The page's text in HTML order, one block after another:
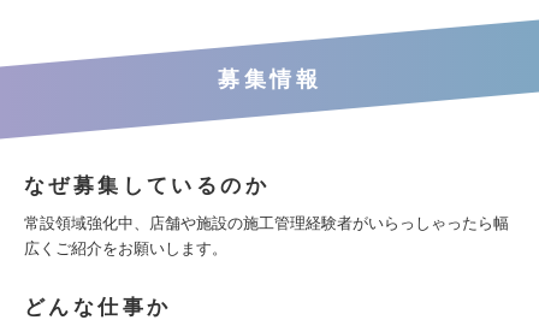
募集情報
なぜ募集しているのか
常設領域強化中、店舗や施設の施工管理経験者がいらっしゃったら幅
広くご紹介をお願いします。
どんな仕事か